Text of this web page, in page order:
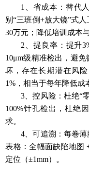
1、省成本：替代
别“三班倒+放大镜”式
30万元；降低培训成本
2、提良率：提升
10μm级精准检出，避
坏，存在长期潜在风
1%，相当于每年降低成
3、控风险：杜绝“
100%针孔检出，杜绝
求。
4、可追溯：每卷
表格：全幅面缺陷地图
定位（±1mm）。